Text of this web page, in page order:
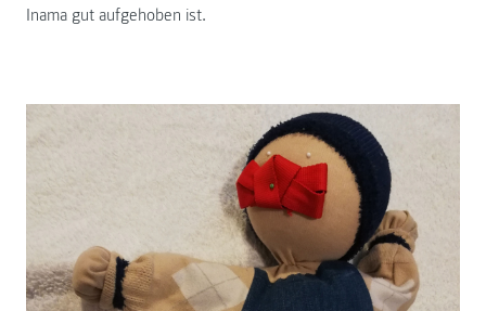
Inama gut aufgehoben ist.